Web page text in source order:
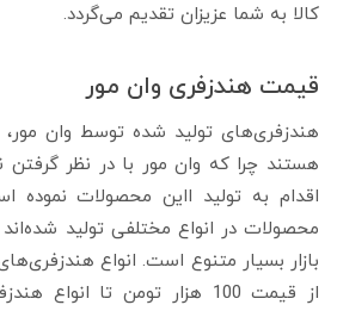
کالا به شما عزیزان تقدیم می‌گردد.
قیمت هندزفری وان مور
هندزفری‌های تولید شده توسط وان مور،
هستند چرا که وان مور با در نظر گرفتن
اقدام به تولید ااین محصولات نموده
محصولات در انواع مختلفی تولید
بازار بسیار متنوع است. انواع